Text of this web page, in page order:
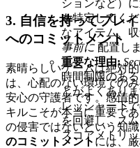
ションなど）
を特定してく
なアイテム、
事前に 配置し
重要な理由:
時間制限のあ
とがよくあり
レッシャー下
を回避し、ス
スコアメトリ
3. 自信を持ってプレ
へのコミットメント
素晴らしいゲームは絶対
は、心配のない環境での
安心の守護者です。感情
キルこそが本当に重要で
の侵害ではないという知
のコミットメント には、